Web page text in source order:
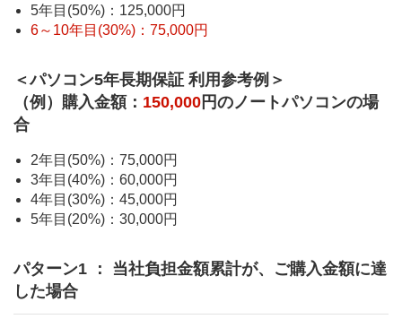
5年目(50%)：125,000円
6～10年目(30%)：75,000円
＜パソコン5年長期保証 利用参考例＞
（例）購入金額： 150,000 円のノートパソコンの場
合
2年目(50%)：75,000円
3年目(40%)：60,000円
4年目(30%)：45,000円
5年目(20%)：30,000円
パターン1 ： 当社負担金額累計が、ご購入金額に達
した場合